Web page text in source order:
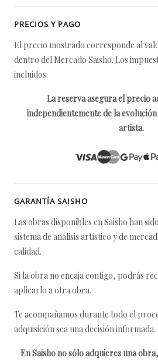
PRECIOS Y PAGO
El precio mostrado corresponde al
dentro del Mercado Saisho. Los
incluidos.
La reserva asegura el precio
independientemente de la
artista.
GARANTÍA SAISHO
Las obras disponibles en Saisho han
sistema de análisis artístico y de
calidad.
Si la obra no encaja contigo, podrás
aplicarlo a otra obra.
Te acompañamos durante todo el
adquisición sea una decisión informada.
En Saisho no sólo adquieres una